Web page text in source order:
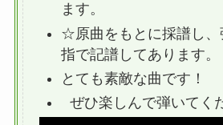
ます。
☆原曲をもとに採譜し、
指で記譜してあります。
とても素敵な曲です！
ぜひ楽しんで弾いてく